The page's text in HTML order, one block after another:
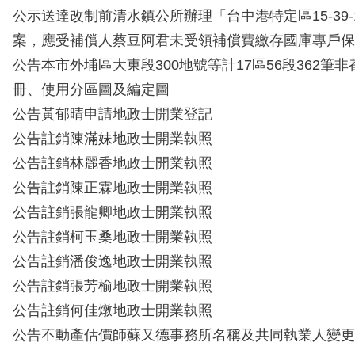
公示送達改制前清水鎮公所辦理「台中港特定區15-
案，應受補償人蔡豆阿君未受領補償費繳存國庫專戶
公告本市外埔區大東段300地號等計17區56段362筆非
冊、使用分區圖及編定圖
公告黃郁晴申請地政士開業登記
公告註銷陳滿妹地政士開業執照
公告註銷林麗香地政士開業執照
公告註銷陳正霖地政士開業執照
公告註銷張龍卿地政士開業執照
公告註銷柯玉桑地政士開業執照
公告註銷潘俊逸地政士開業執照
公告註銷張芳榆地政士開業執照
公告註銷何佳燉地政士開業執照
公告不動產估價師蘇又德事務所名稱及共同執業人變